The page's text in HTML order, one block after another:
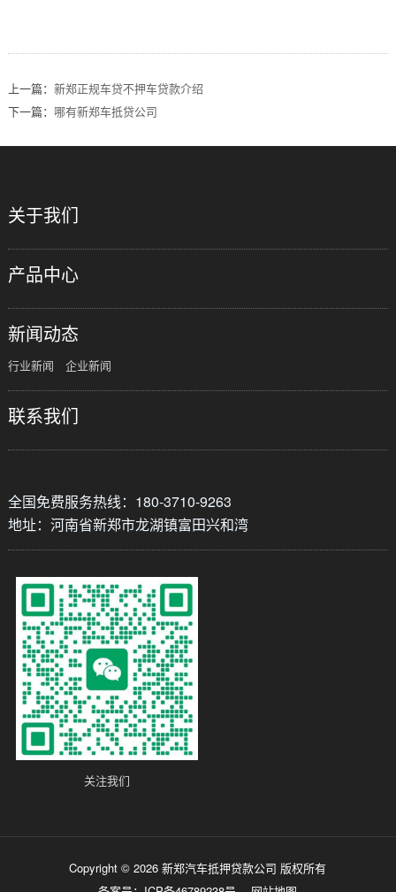
上一篇： ​新郑正规车贷不押车贷款介绍
下一篇： 哪有​新郑车抵贷公司
关于我们
产品中心
新闻动态
行业新闻 企业新闻
联系我们
全国免费服务热线：180-3710-9263
地址：河南省新郑市龙湖镇富田兴和湾
关注我们
Copyright © 2026 ​新郑汽车抵押贷款公司 版权所有